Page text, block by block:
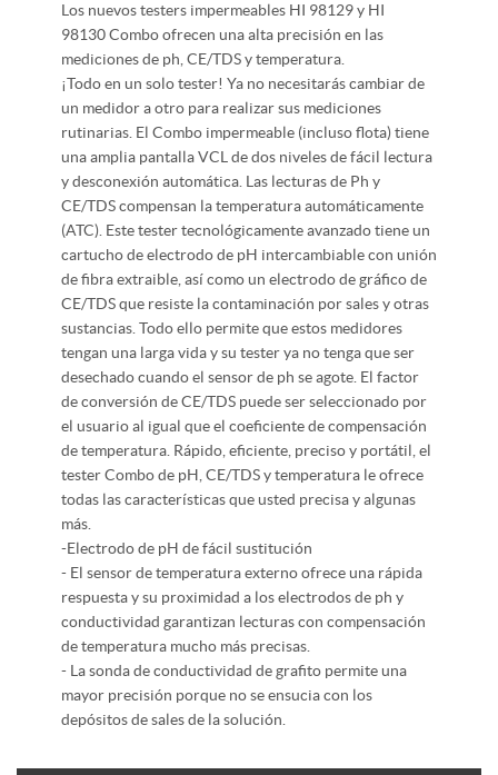
Los nuevos testers impermeables HI 98129 y HI
98130 Combo ofrecen una alta precisión en las
mediciones de ph, CE/TDS y temperatura.
¡Todo en un solo tester! Ya no necesitarás cambiar de
un medidor a otro para realizar sus mediciones
rutinarias. El Combo impermeable (incluso flota) tiene
una amplia pantalla VCL de dos niveles de fácil lectura
y desconexión automática. Las lecturas de Ph y
CE/TDS compensan la temperatura automáticamente
(ATC). Este tester tecnológicamente avanzado tiene un
cartucho de electrodo de pH intercambiable con unión
de fibra extraible, así como un electrodo de gráfico de
CE/TDS que resiste la contaminación por sales y otras
sustancias. Todo ello permite que estos medidores
tengan una larga vida y su tester ya no tenga que ser
desechado cuando el sensor de ph se agote. El factor
de conversión de CE/TDS puede ser seleccionado por
el usuario al igual que el coeficiente de compensación
de temperatura. Rápido, eficiente, preciso y portátil, el
tester Combo de pH, CE/TDS y temperatura le ofrece
todas las características que usted precisa y algunas
más.
-Electrodo de pH de fácil sustitución
- El sensor de temperatura externo ofrece una rápida
respuesta y su proximidad a los electrodos de ph y
conductividad garantizan lecturas con compensación
de temperatura mucho más precisas.
- La sonda de conductividad de grafito permite una
mayor precisión porque no se ensucia con los
depósitos de sales de la solución.